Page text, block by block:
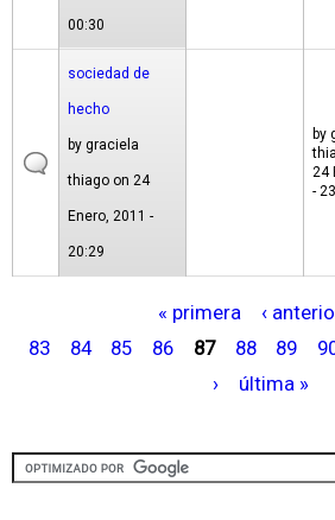
00:30
sociedad de
hecho
by graciela
thiago on 24
Enero, 2011 -
20:29
by
24
-
P
i
n
« primera ‹
83
84 85 86 87 88 89
›
última »